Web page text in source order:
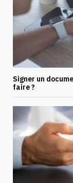
Signer un
faire ?